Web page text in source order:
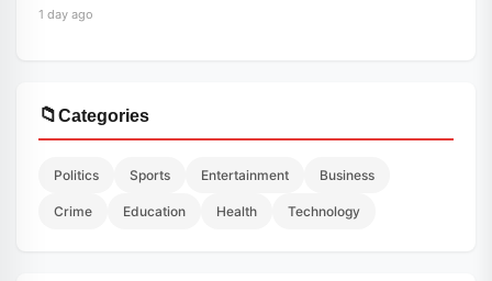
1 day ago
📁Categories
Politics Sports Entertainment Business
Crime Education Health Technology